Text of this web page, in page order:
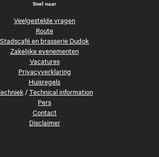
Snel naar
Veelgestelde vragen
Route
Stadscafé en brasserie Dudok
Zakelijke evenementen
Vacatures
Privacyverklaring
Huisregels
/Technical information
Pers
Contact
Disclaimer